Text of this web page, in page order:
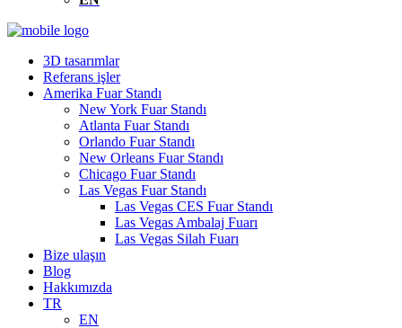
3D tasarımlar
Referans işler
Amerika Fuar Standı
New York Fuar Standı
Atlanta Fuar Standı
Orlando Fuar Standı
New Orleans Fuar Standı
Chicago Fuar Standı
Las Vegas Fuar Standı
Las Vegas CES Fuar Standı
Las Vegas Ambalaj Fuarı
Las Vegas Silah Fuarı
Bize ulaşın
Blog
Hakkımızda
TR
EN